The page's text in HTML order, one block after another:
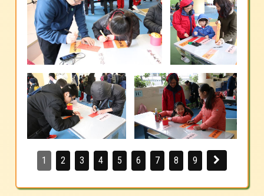
1 2 3 4 5 6 7 8 9